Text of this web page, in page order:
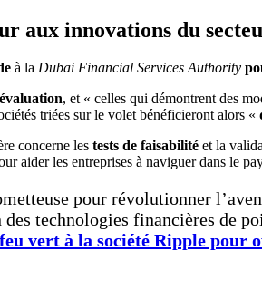
aux innovations du
à la Dubai Financial Services Authority
, et « celles qui démontrent des
triées sur le volet bénéficieront alors «
concerne les tests de faisabilité et la
aider les entreprises à naviguer dans le
pour révolutionner
technologies financières de
vert à la société Ripple pour